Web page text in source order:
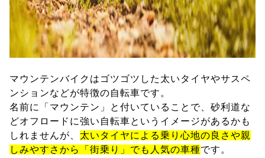
マウンテンバイクはゴツゴツした太いタイヤやサスペ
ンションなどが特徴の自転車です。
名前に「マウンテン」と付いていることで、砂利道な
どオフロードに強い自転車というイメージがあるかも
しれませんが、 太いタイヤによる乗り心地の良さや親
しみやすさから「街乗り」でも人気の車種です。